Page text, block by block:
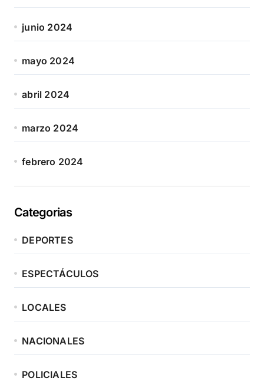
junio 2024
mayo 2024
abril 2024
marzo 2024
febrero 2024
Categorias
DEPORTES
ESPECTÁCULOS
LOCALES
NACIONALES
POLICIALES